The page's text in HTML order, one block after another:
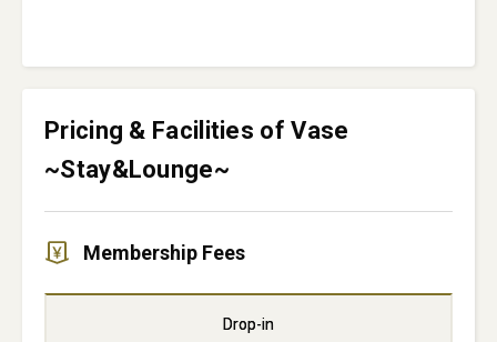
Pricing & Facilities of Vase
~Stay&Lounge~
Membership Fees
Drop-in